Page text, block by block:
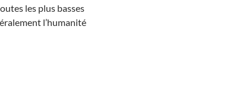
les plus basses
l’humanité